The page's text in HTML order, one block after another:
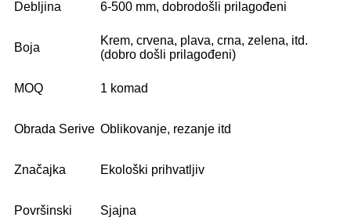
Debljina 6-500 mm, dobrodošli prilagođeni
Boja
Krem, crvena, plava, crna, zelena, itd.
(dobro došli prilagođeni)
MOQ 1 komad
Obrada Serive Oblikovanje, rezanje itd
Značajka Ekološki prihvatljiv
Površinski Sjajna